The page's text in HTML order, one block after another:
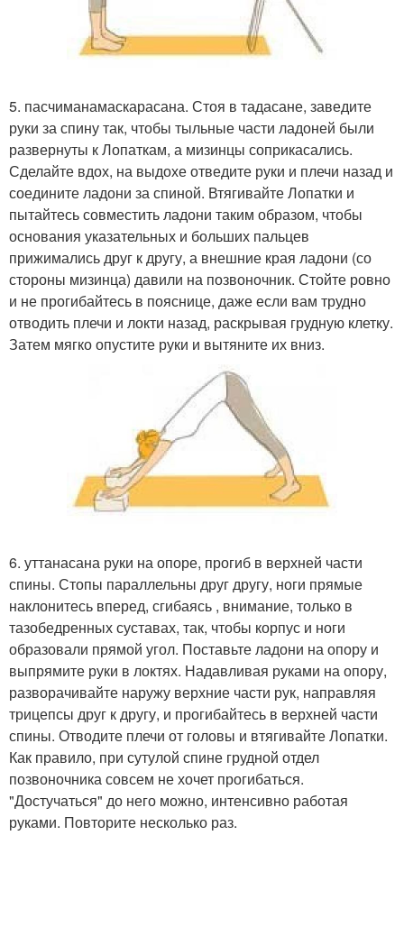
5. пасчиманамаскарасана. Стоя в тадасане, заведите
руки за спину так, чтобы тыльные части ладоней были
развернуты к Лопаткам, а мизинцы соприкасались.
Сделайте вдох, на выдохе отведите руки и плечи назад и
соедините ладони за спиной. Втягивайте Лопатки и
пытайтесь совместить ладони таким образом, чтобы
основания указательных и больших пальцев
прижимались друг к другу, а внешние края ладони (со
стороны мизинца) давили на позвоночник. Стойте ровно
и не прогибайтесь в пояснице, даже если вам трудно
отводить плечи и локти назад, раскрывая грудную клетку.
Затем мягко опустите руки и вытяните их вниз.
6. уттанасана руки на опоре, прогиб в верхней части
спины. Стопы параллельны друг другу, ноги прямые
наклонитесь вперед, сгибаясь , внимание, только в
тазобедренных суставах, так, чтобы корпус и ноги
образовали прямой угол. Поставьте ладони на опору и
выпрямите руки в локтях. Надавливая руками на опору,
разворачивайте наружу верхние части рук, направляя
трицепсы друг к другу, и прогибайтесь в верхней части
спины. Отводите плечи от головы и втягивайте Лопатки.
Как правило, при сутулой спине грудной отдел
позвоночника совсем не хочет прогибаться.
"Достучаться" до него можно, интенсивно работая
руками. Повторите несколько раз.